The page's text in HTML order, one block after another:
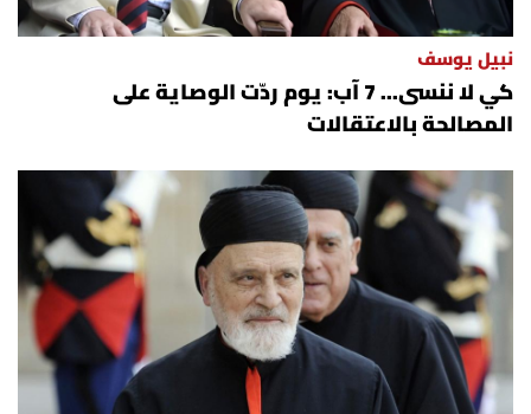
نبيل يوسف
كي لا ننسى... 7 آب: يوم ردّت الوصاية على
المصالحة بالاعتقالات